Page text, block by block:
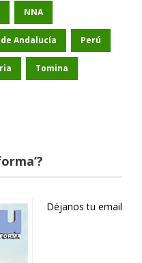
NNA
Andalucía Perú
Tomina
Déjanos tu email